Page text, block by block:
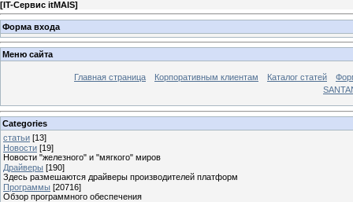
[IT-Сервис itMAIS]
Форма входа
Меню сайта
Главная страница Корпоративным клиентам Каталог статей
Categories
статьи [13]
Новости [19]
Новости "железного" и "мягкого" миров
Драйверы [190]
Здесь размешаются драйверы производителей платформ
Программы [20716]
Обзор программного обеспечения